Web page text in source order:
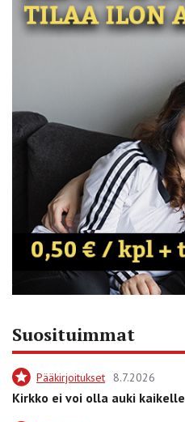
Suosituimmat
Pääkirjoitukset 8.7.2026
Kirkko ei voi olla auki kaikelle